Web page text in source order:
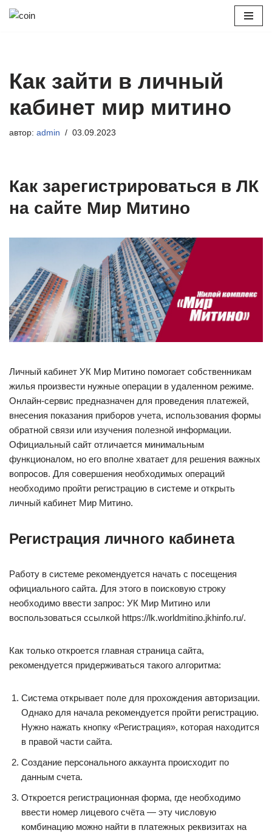
Как зайти в личный
кабинет мир митино
автор: admin 03.09.2023
Как зарегистрироваться в ЛК
на сайте Мир Митино
Личный кабинет УК Мир Митино помогает собственникам
жилья произвести нужные операции в удаленном режиме.
Онлайн-сервис предназначен для проведения платежей,
внесения показания приборов учета, использования формы
обратной связи или изучения полезной информации.
Официальный сайт отличается минимальным
функционалом, но его вполне хватает для решения важных
вопросов. Для совершения необходимых операций
необходимо пройти регистрацию в системе и открыть
личный кабинет Мир Митино.
Регистрация личного кабинета
Работу в системе рекомендуется начать с посещения
официального сайта. Для этого в поисковую строку
необходимо ввести запрос: УК Мир Митино или
воспользоваться ссылкой https://lk.worldmitino.jkhinfo.ru/.
Как только откроется главная страница сайта,
рекомендуется придерживаться такого алгоритма:
Система открывает поле для прохождения авторизации.
Однако для начала рекомендуется пройти регистрацию.
Нужно нажать кнопку «Регистрация», которая находится
в правой части сайта.
Создание персонального аккаунта происходит по
данным счета.
Откроется регистрационная форма, где необходимо
ввести номер лицевого счёта — эту числовую
комбинацию можно найти в платежных реквизитах на